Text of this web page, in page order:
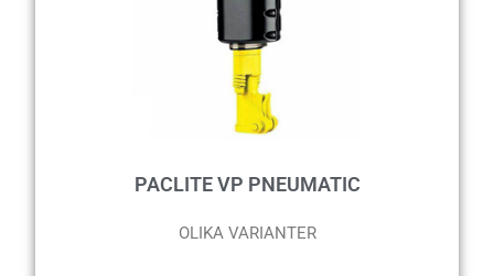
PACLITE VP PNEUMATIC
OLIKA VARIANTER